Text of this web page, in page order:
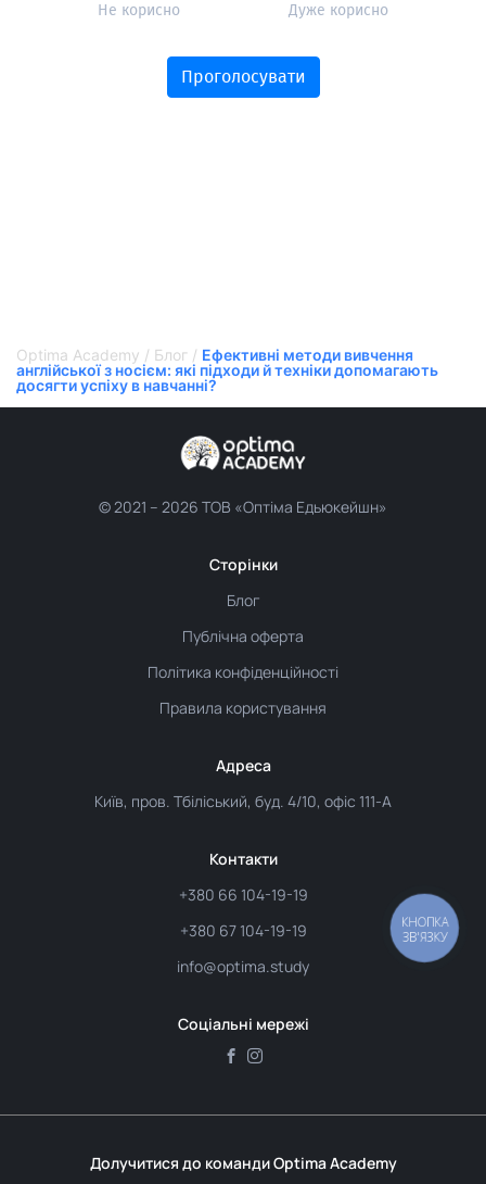
Не корисно Дуже корисно
Проголосувати
Optima Academy / Блог / Ефективні методи вивчення
англійської з носієм: які підходи й техніки допомагають
досягти успіху в навчанні?
© 2021 – 2026 ТОВ «Оптіма Едьюкейшн»
Сторінки
Блог
Публічна оферта
Політика конфіденційності
Правила користування
Адреса
Київ, пров. Тбіліський, буд. 4/10, офіс 111-А
Контакти
+380 66 104-19-19
+380 67 104-19-19
info@optima.study
Соціальні мережі
Долучитися до команди Optima Academy
КНОПКА
ЗВ'ЯЗКУ